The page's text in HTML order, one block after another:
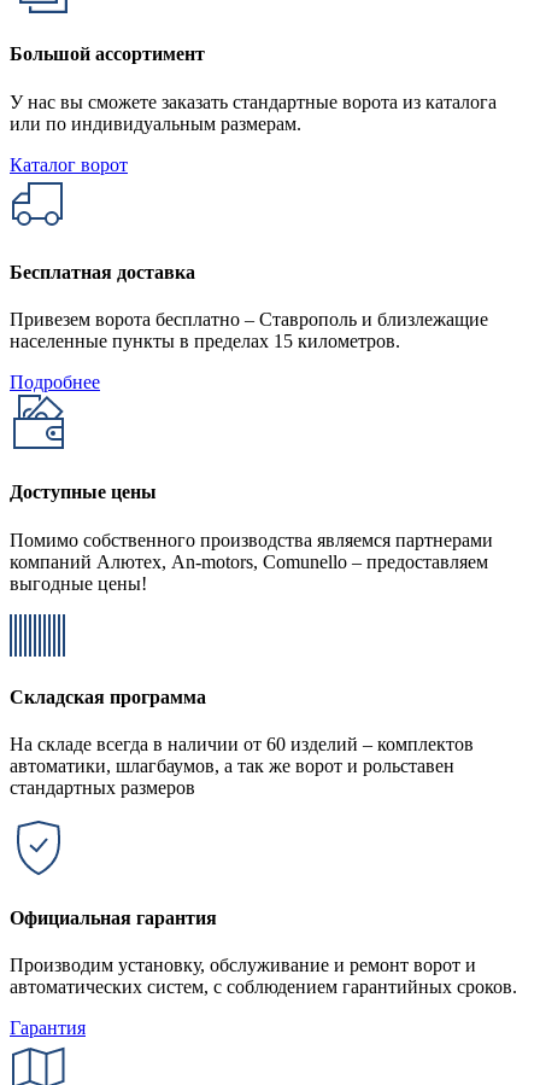
Большой ассортимент
У нас вы сможете заказать стандартные ворота из каталога
или по индивидуальным размерам.
Каталог ворот
Бесплатная доставка
Привезем ворота бесплатно – Ставрополь и близлежащие
населенные пункты в пределах 15 километров.
Подробнее
Доступные цены
Помимо собственного производства являемся партнерами
компаний Алютех, An-motors, Comunello – предоставляем
выгодные цены!
Складская программа
На складе всегда в наличии от 60 изделий – комплектов
автоматики, шлагбаумов, а так же ворот и рольставен
стандартных размеров
Официальная гарантия
Производим установку, обслуживание и ремонт ворот и
автоматических систем, с соблюдением гарантийных сроков.
Гарантия